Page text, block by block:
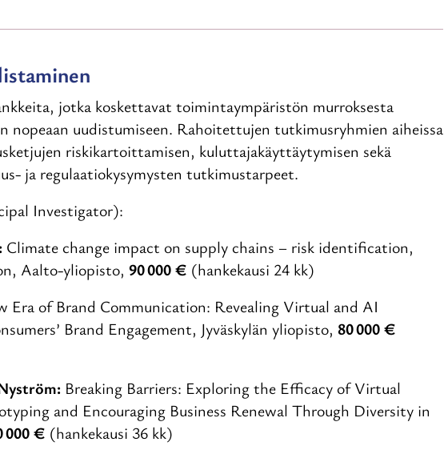
jotka koskettavat toimintaympäristön murroksesta
nopeaan uudistumiseen. Rahoitettujen tutkimusryhmien aiheissa
riskikartoittamisen, kuluttajakäyttäytymisen sekä
ja regulaatiokysymysten tutkimustarpeet.
Investigator):
Climate change impact on supply chains – risk identification,
Aalto-yliopisto, 90 000 € (hankekausi 24 kk)
Era of Brand Communication: Revealing Virtual and AI
Brand Engagement, Jyväskylän yliopisto, 80 000 €
Breaking Barriers: Exploring the Efficacy of Virtual
and Encouraging Business Renewal Through Diversity in
000 € (hankekausi 36 kk)